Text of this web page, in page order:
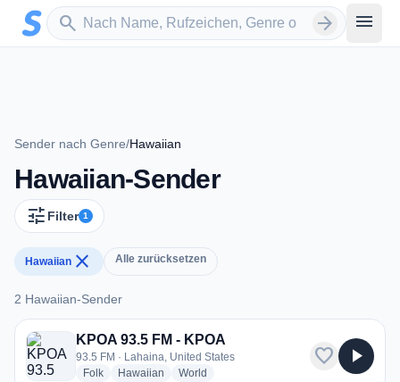
Zum Hauptinhalt springen
search
Sender suchen arrow_forward menu
Sender nach Genre/Hawaiian
Hawaiian-Sender
tune Filter 1
Hawaiian close Alle zurücksetzen
2 Hawaiian-Sender
2 Hawaiian-Sender
KPOA 93.5 FM - KPOA
93.5 FM · Lahaina, United States
Folkradio stations
Hawaiian radio stations
World
favorite play_arrow